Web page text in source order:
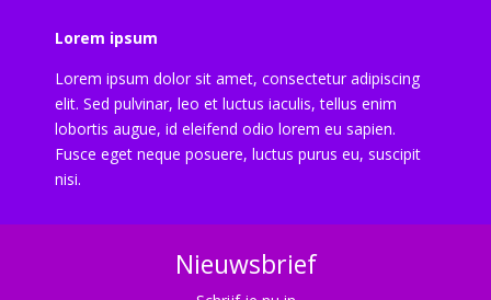
Lorem ipsum
Lorem ipsum dolor sit amet, consectetur adipiscing
elit. Sed pulvinar, leo et luctus iaculis, tellus enim
lobortis augue, id eleifend odio lorem eu sapien.
Fusce eget neque posuere, luctus purus eu, suscipit
nisi.
Nieuwsbrief